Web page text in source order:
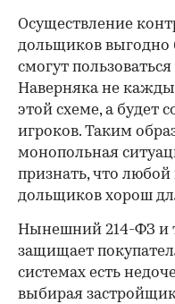
Осуществление
дольщиков выгодно
смогут
Наверняка не
этой схеме, а будет
игроков. Таким
монопольная
признать, что любой
дольщиков хорош
Нынешний 214-ФЗ и
защищает
системах есть
выбирая